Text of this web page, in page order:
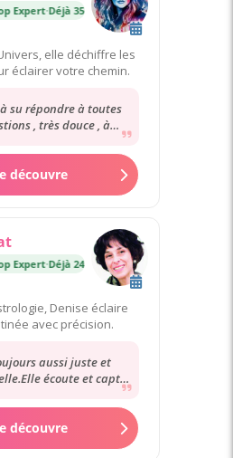
Expert·Déjà 35 000 consultations
elle déchiffre les
éclairer votre chemin.
su répondre à toutes
, très douce , à
découvre
Expert·Déjà 24 000 consultations
Denise éclaire
avec précision.
aussi juste et
écoute et capte
confiance...
découvre